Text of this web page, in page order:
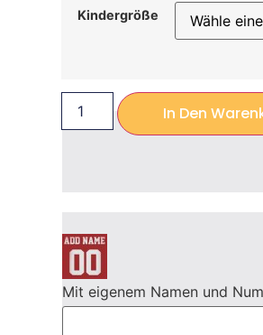
Kindergröße
In Den
Mit eigenem Namen und